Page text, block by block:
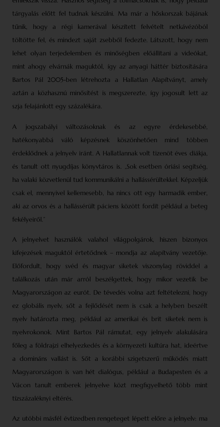
tárgyalás előtt fel tudnak készülni. Ma már a hőskorszak bájának
tűnik, hogy a régi kamerával készített felvételt netkávézóból
töltötte fel, és mindezt saját zsebből fedezte. Látszott, hogy nem
lehet olyan terjedelemben és minőségben előállítani a videókat,
mint ahogy elvárnák maguktól, így az anyagi háttér biztosítására
Bartos Pál 2005-ben létrehozta a Hallatlan Alapítványt, amely
aztán a közhasznú minősítést is megszerezte, így jogosult lett az
szja felajánlott egy százalékára.
A jogszabályi változásoknak és az egyre érdekesebbé,
hatékonyabbá váló képzésnek köszönhetően mind többen
érdeklődnek a jelnyelv iránt. A Hallatlannak volt tizenöt éves diákja,
és tanult ott nyugdíjas könyvtáros is. „Sok esetben óriási segítség,
ha valaki közvetlenül tud kommunikálni a hallássérültekkel. Képzeljük
csak el, mennyivel kellemesebb, ha nincs ott egy harmadik ember,
aki az orvos és a hallássérült páciens között fordít például a beteg
fekélyeiről.”
A jelnyelvet használók valahol világpolgárok, hiszen bizonyos
kifejezések maguktól értetődnek – mondja az alapítvány vezetője.
Előfordult, hogy svéd és magyar siketek viszonylag röviddel a
találkozás után már arról beszélgettek, hogy mikor vezetik be
Magyarországon az eurót. De tévedés volna azt feltételezni, hogy
ez globális nyelv, sőt a fejlődését nem is csak a helyben beszélt
nyelv határozta meg, például az amerikai és brit siketek nem is
nyelvrokonok. Mint Bartos Pál rámutat, egy jelnyelv alakulására
főleg a földrajzi elhelyezkedés és a környezeti kultúra hat, ideértve
a domináns vallást is. Sőt a korábbi szigetszerű működés miatt
Magyarországon is van hét dialógus, például a Budapesten és a
Vácon tanult emberek jelnyelve közt megfigyelhető több mint
tízszázaléknyi eltérés.
Az utóbbi másfél évtizedben rengeteget lépett előre a jelnyelv: ma